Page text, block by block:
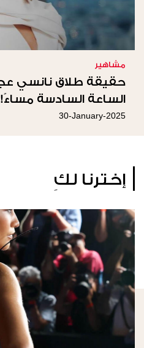
مشاهير
الساعة السادسة مساءً!
30-January-2025
إخترنا لكِ